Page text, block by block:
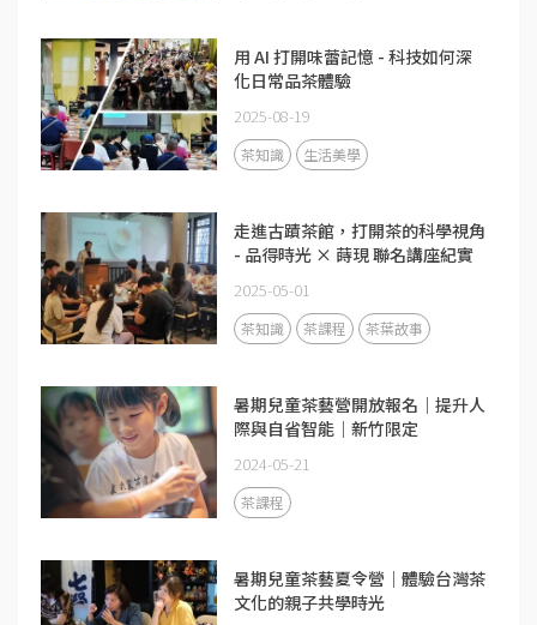
用 AI 打開味蕾記憶 - 科技如何深
化日常品茶體驗
2025-08-19
茶知識 生活美學
走進古蹟茶館，打開茶的科學視角
- 品得時光 × 蒔現 聯名講座紀實
2025-05-01
茶知識 茶課程 茶葉故事
暑期兒童茶藝營開放報名｜提升人
際與自省智能｜新竹限定
2024-05-21
茶課程
暑期兒童茶藝夏令營｜體驗台灣茶
文化的親子共學時光